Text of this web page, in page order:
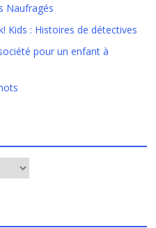
Naufragés
Kids : Histoires de détectives
pour un enfant à